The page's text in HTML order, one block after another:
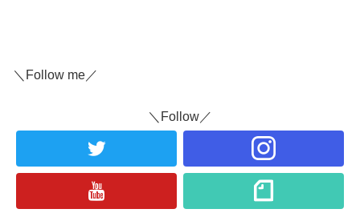
＼Follow me／
＼Follow／